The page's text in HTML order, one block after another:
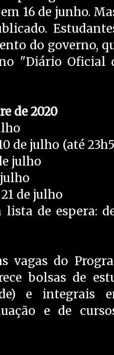
16 de junho.
do governo,
"Diário Oficial
de 2020
de julho (até
julho
de julho
de espera:
vagas do
bolsas de
e integrais
e de